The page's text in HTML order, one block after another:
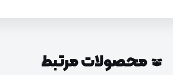
محصولات مرتبط